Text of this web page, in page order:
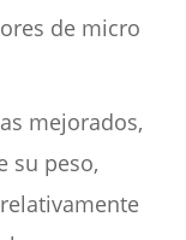
de micro
mejorados,
su peso,